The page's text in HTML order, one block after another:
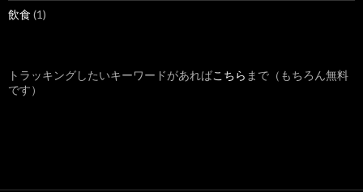
飲食 (1)
トラッキングしたいキーワードがあればこちら まで（もちろん無料
です）